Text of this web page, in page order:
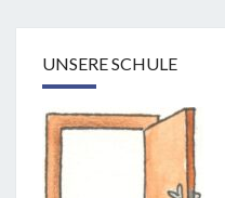
UNSERE SCHULE